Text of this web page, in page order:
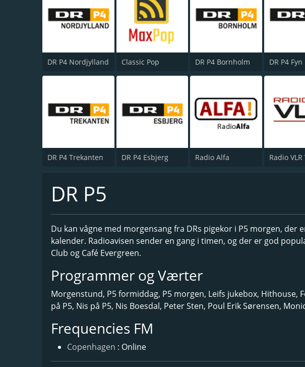
DR P4 Nordjylland Classic Pop DR P4 Bornholm DR P4 Fyn
DR P4 Trekanten DR P4 Esbjerg Radio Alfa Radio VLR
DR P5
Du kan vågne med morgensang fra DRs pigekor i P5 morgen, der
kalender. Radioavisen sender en gang i timen, og der er god
Club og Café Evergreen.
Programmer og Værter
Morgenstund, P5 formiddag, P5 morgen, Leifs jukebox, Hithouse,
på P5, Nis på P5, Nis Boesdal, Peter Sten, Poul Erik Sørensen,
Frequencies FM
Copenhagen : Online